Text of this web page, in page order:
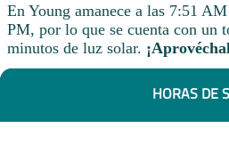
En Young amanece a las 7:51
PM, por lo que se cuenta con un
minutos de luz solar.
HORAS DE